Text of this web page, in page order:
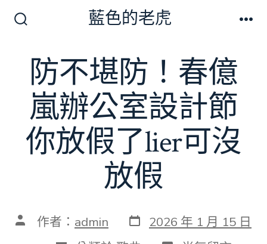
切
開
關
藍色的老虎
防不堪防！春億
嵐辦公室設計節
你放假了lier可沒
放假
文 作者： admin 發
表
2026 年 1 月 15 日